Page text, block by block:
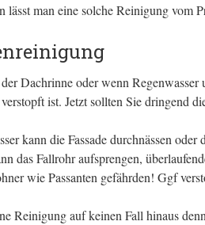
lässt man eine solche Reinigung vom
Dachrinne oder wenn
ist. Jetzt sollten Sie dringend
kann die Fassade durchnässen
das Fallrohr aufsprengen,
wie Passanten gefährden! Ggf
Reinigung auf keinen Fall hinaus